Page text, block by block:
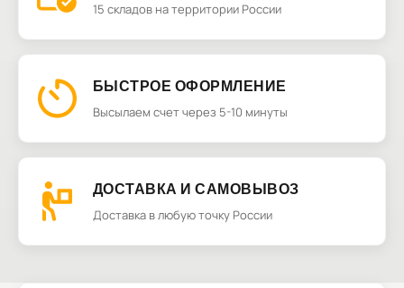
15 складов на территории России
БЫСТРОЕ ОФОРМЛЕНИЕ
Высылаем счет через 5-10 минуты
ДОСТАВКА И САМОВЫВОЗ
Доставка в любую точку России